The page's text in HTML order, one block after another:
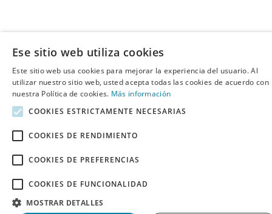
Ese sitio web utiliza cookies
Este sitio web usa cookies para mejorar la experiencia del usuario. Al
utilizar nuestro sitio web, usted acepta todas las cookies de acuerdo con
nuestra Política de cookies. Más información
COOKIES ESTRICTAMENTE NECESARIAS
COOKIES DE RENDIMIENTO
COOKIES DE PREFERENCIAS
COOKIES DE FUNCIONALIDAD
MOSTRAR DETALLES